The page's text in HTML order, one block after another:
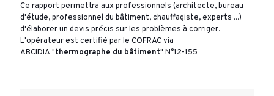
Ce rapport permettra aux professionnels (architecte, bureau
d'étude, professionnel du bâtiment, chauffagiste, experts ...)
d'élaborer un devis précis sur les problèmes à corriger.
L'opérateur est certifié par le COFRAC via
ABCIDIA "thermographe du bâtiment" N°12-155